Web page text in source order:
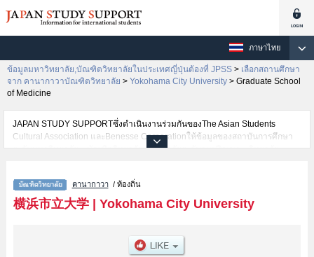
ภาษาไทย
ข้อมูลมหาวิทยาลัย,บัณฑิตวิทยาลัยในประเทศญี่ปุ่นต้องที่ JPSS > เลือกสถานศึกษา
จาก คานากาวาบัณฑิตวิทยาลัย > Yokohama City University > Graduate School
of Medicine
JAPAN STUDY SUPPORTซึ่งดำเนินงานร่วมกันของThe Asian Students
Cultural Association และBenesse Corporationให้ข้อมูลของสถาบันการศึกษา
ระดับมหาวิทยาลัย・บัณฑิตวิทยาลัย・วิทยาลัยระดับอนุปริญญา・วิทยาลัย
นักศึกษาต่างชาติเช่นGraduate School of Medicineหรือการจัดการระหว่าง
ประเทศหรือการศึกษาสังคมและวัฒนธรรมเมือง
หรือNanobioscienceหรือGraduate School of Medical Life
วิจัย,ข้อมูลการสอบคัดเลือกเข้าศึกษาเช่นจำนวนคนที่รับสมัครหรือจำนวนคนที่
ผ่านการสอบคัดเลือกเป็นต้น,แนะนำสถานที่,การเดินทางเป็นต้นไว้ด้วยดังนั้นขอ
คานากาวา/ ท้องถิ่น
横浜市立大学| Yokohama City University